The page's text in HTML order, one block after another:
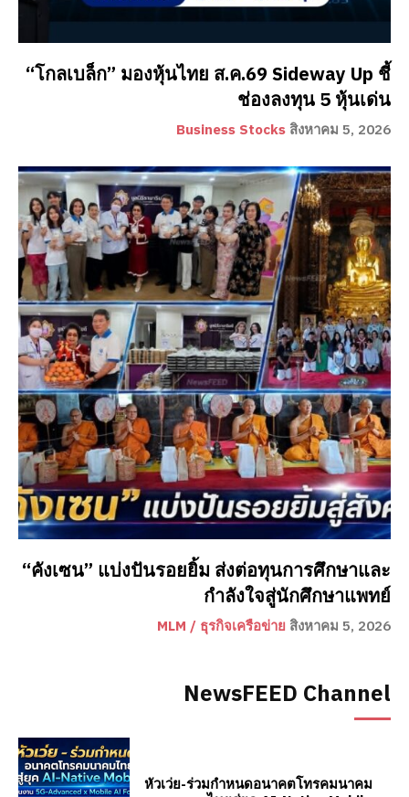
“โกลเบล็ก” มองหุ้นไทย ส.ค.69 Sideway Up ชี้
ช่องลงทุน 5 หุ้นเด่น
Business Stocks สิงหาคม 5, 2026
“คังเซน” แบ่งปันรอยยิ้ม ส่งต่อทุนการศึกษาและ
กำลังใจสู่นักศึกษาแพทย์
MLM / ธุรกิจเครือข่าย สิงหาคม 5, 2026
NewsFEED Channel
หัวเว่ย-ร่วมกำหนดอนาคตโทรคมนาคม